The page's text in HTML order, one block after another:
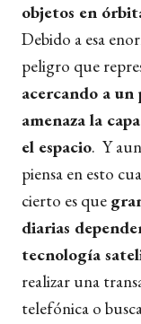
objetos en
Debido a esa
peligro que
acercando a
amenaza la
el espacio. Y
piensa en esto
cierto es que
diarias
tecnología
realizar una
telefónica o